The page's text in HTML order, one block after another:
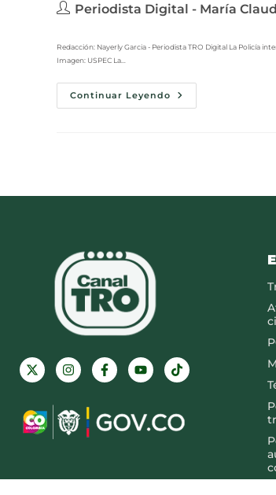
Periodista Digital - María
Redacción: Nayerly Garcia - Periodista TRO Digital La Policía
Imagen: USPEC La…
Continuar Leyendo